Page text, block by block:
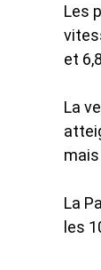
Les
et
La
La
les